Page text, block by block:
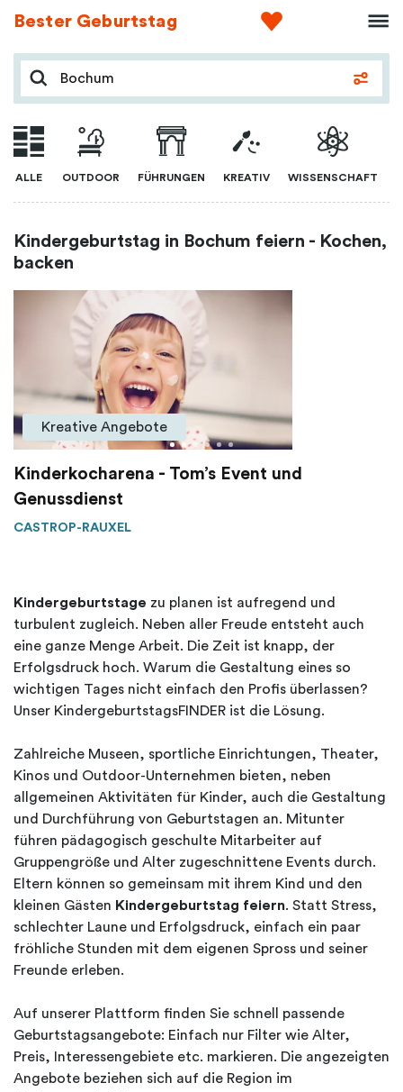
Bester Geburtstag
ALLE OUTDOOR FÜHRUNGEN KREATIV WISSENSCHAFT
Kindergeburtstag in Bochum feiern - Kochen,
backen
Kreative Angebote
Kinderkocharena - Tom’s Event und
Genussdienst
CASTROP-RAUXEL
Kindergeburtstage zu planen ist aufregend und
turbulent zugleich. Neben aller Freude entsteht auch
eine ganze Menge Arbeit. Die Zeit ist knapp, der
Erfolgsdruck hoch. Warum die Gestaltung eines so
wichtigen Tages nicht einfach den Profis überlassen?
Unser KindergeburtstagsFINDER ist die Lösung.
Zahlreiche Museen, sportliche Einrichtungen, Theater,
Kinos und Outdoor-Unternehmen bieten, neben
allgemeinen Aktivitäten für Kinder, auch die Gestaltung
und Durchführung von Geburtstagen an. Mitunter
führen pädagogisch geschulte Mitarbeiter auf
Gruppengröße und Alter zugeschnittene Events durch.
Eltern können so gemeinsam mit ihrem Kind und den
kleinen Gästen Kindergeburtstag feiern. Statt Stress,
schlechter Laune und Erfolgsdruck, einfach ein paar
fröhliche Stunden mit dem eigenen Spross und seiner
Freunde erleben.
Auf unserer Plattform finden Sie schnell passende
Geburtstagsangebote: Einfach nur Filter wie Alter,
Preis, Interessengebiete etc. markieren. Die angezeigten
Angebote beziehen sich auf die Region im